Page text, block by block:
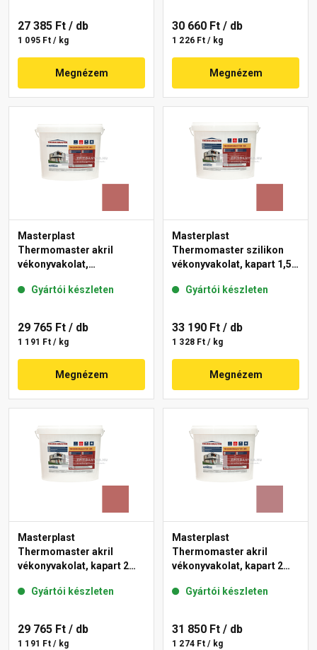
27 385 Ft / db
1 095 Ft / kg
Megnézem
30 660 Ft / db
1 226 Ft / kg
Megnézem
Masterplast
Thermomaster akril
vékonyvakolat,
21-C 25 kg
Gyártói készleten
29 765 Ft / db
1 191 Ft / kg
Megnézem
Masterplast
Thermomaster szilikon
vékonyvakolat, kapart 1,5
Gyártói készleten
33 190 Ft / db
1 328 Ft / kg
Megnézem
Masterplast
Thermomaster akril
vékonyvakolat, kapart 2
Gyártói készleten
29 765 Ft / db
1 191 Ft / kg
Masterplast
Thermomaster akril
vékonyvakolat, kapart 2
Gyártói készleten
31 850 Ft / db
1 274 Ft / kg